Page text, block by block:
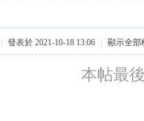
發表於 2021-10-18 13:06 顯示全部
本帖最